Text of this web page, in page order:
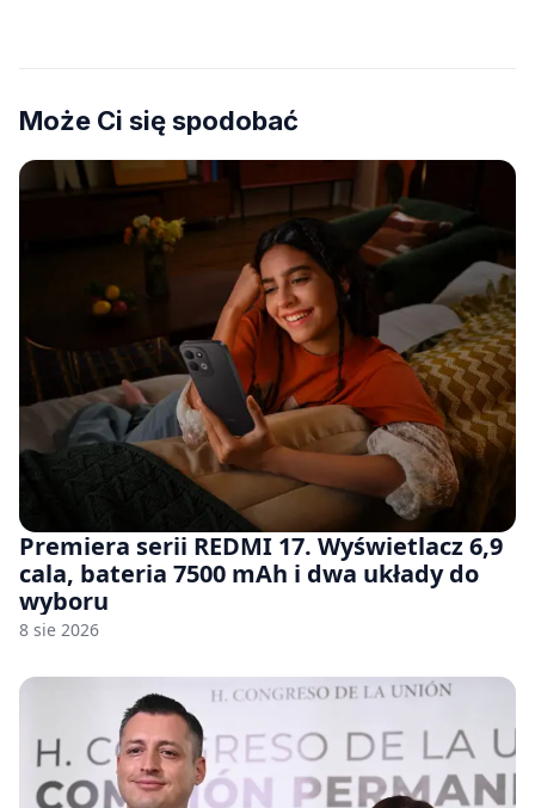
Może Ci się spodobać
Premiera serii REDMI 17. Wyświetlacz 6,9
cala, bateria 7500 mAh i dwa układy do
wyboru
8 sie 2026